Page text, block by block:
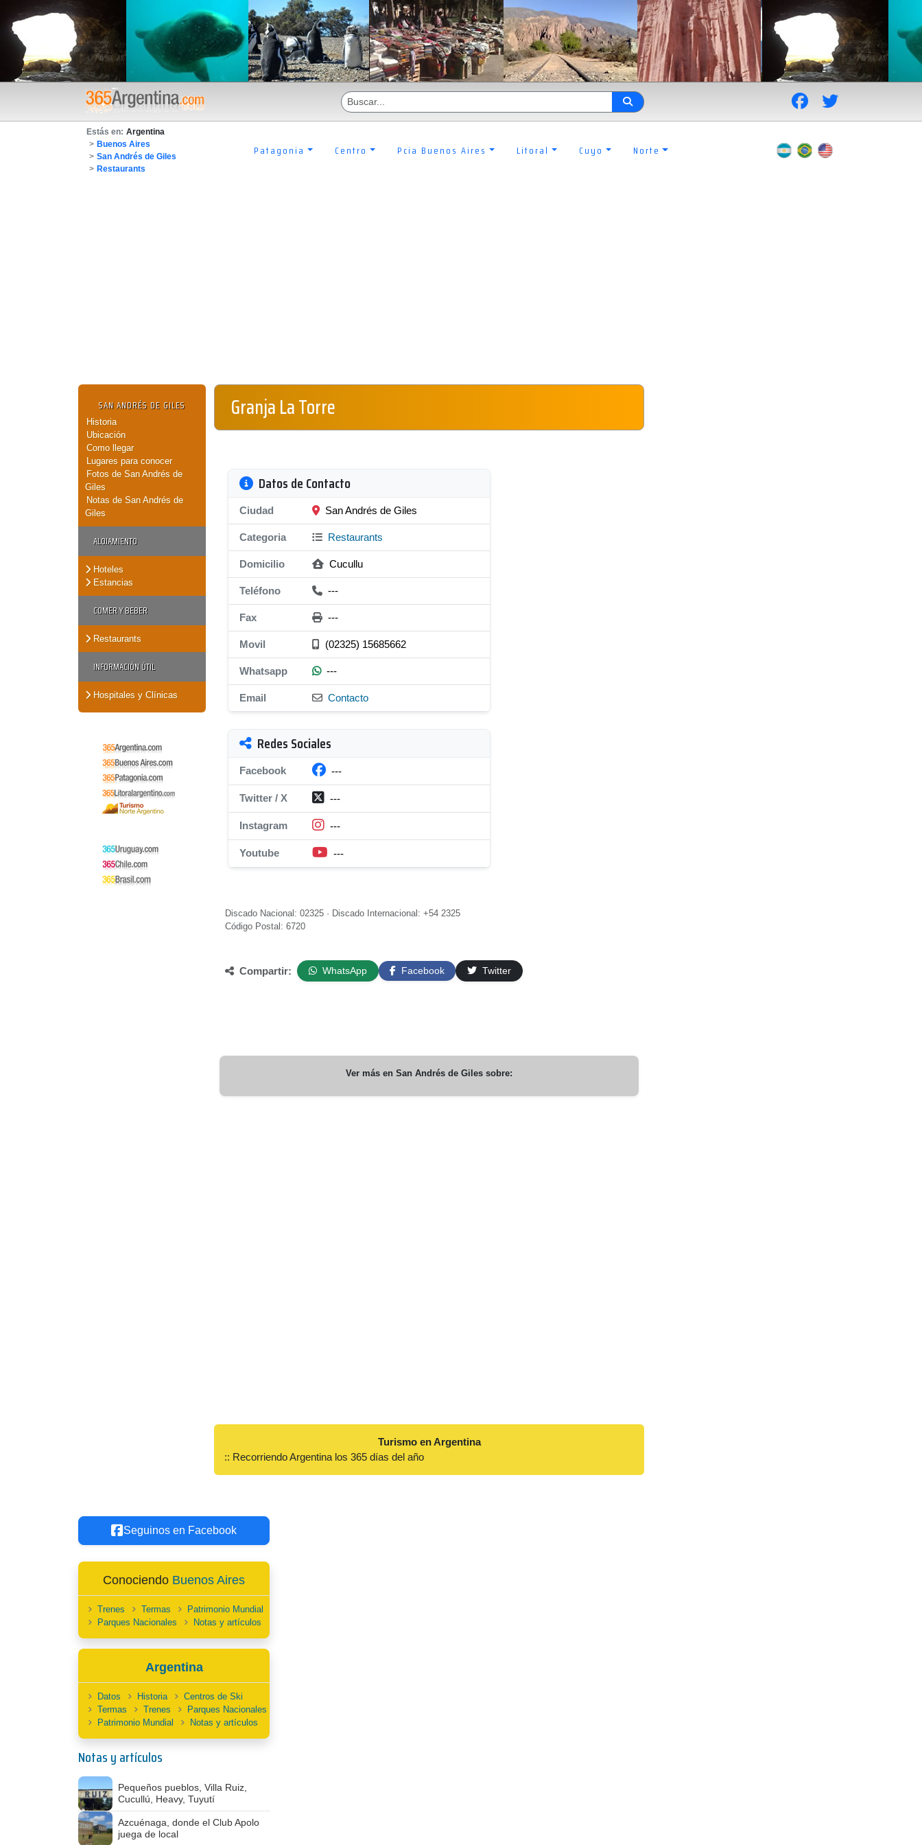
Estás en: Argentina
> Buenos Aires
> San Andrés de Giles
> Restaurants
Patagonia Centro Pcia Buenos Aires Litoral Cuyo Norte
SAN ANDRÉS DE GILES
Historia
Ubicación
Como llegar
Lugares para conocer
Fotos de San Andrés de
Giles
Notas de San Andrés de
Giles
ALOJAMIENTO
Hoteles
Estancias
COMER Y BEBER
Restaurants
INFORMACIÓN ÚTIL
Hospitales y Clínicas
Granja La Torre
Datos de Contacto
Ciudad San Andrés de Giles
Categoria Restaurants
Domicilio Cucullu
Teléfono ---
Fax ---
Movil (02325) 15685662
Whatsapp ---
Email Contacto
Redes Sociales
Facebook ---
Twitter / X ---
Instagram ---
Youtube ---
Discado Nacional: 02325 · Discado Internacional: +54 2325
Código Postal: 6720
Compartir: WhatsApp Facebook Twitter
Ver más en San Andrés de Giles sobre:
Turismo en Argentina
:: Recorriendo Argentina los 365 días del año
Seguinos en Facebook
Conociendo Buenos Aires
Trenes Termas
Patrimonio Mundial
Parques Nacionales
Notas y artículos
Argentina
Datos Historia
Centros de Ski
Termas
Trenes
Parques Nacionales
Patrimonio Mundial
Notas y artículos
Notas y artículos
Pequeños pueblos, Villa Ruiz,
Cucullú, Heavy, Tuyutí
Azcuénaga, donde el Club Apolo
juega de local